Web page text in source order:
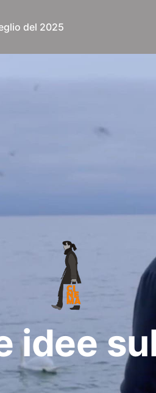
del 2025
idee